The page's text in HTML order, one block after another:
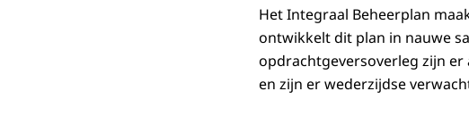
Het Integraal Beheerplan
ontwikkelt dit plan in nauwe
opdrachtgeversoverleg zijn er
en zijn er wederzijdse